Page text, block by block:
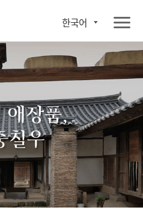
한국어
애장품,
칠우